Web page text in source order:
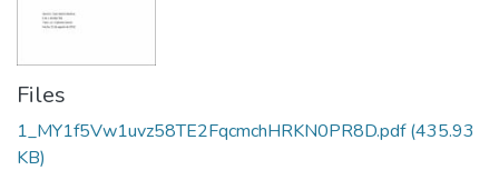
Files
1_MY1f5Vw1uvz58TE2FqcmchHRKN0PR8D.pdf(435.93
KB)